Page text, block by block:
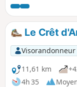
découverte d'un
pique-niquer sur
en fin de parcours
Le Crêt
Visorandonneur
11,61 km
4h 35